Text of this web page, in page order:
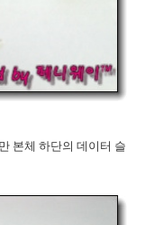
본체 하단의 데이터 슬